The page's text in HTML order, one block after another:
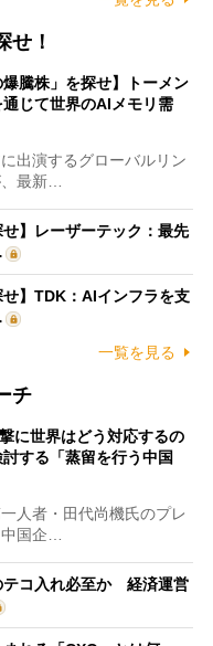
せ！
爆騰株」を探せ】トーメン
じて世界のAIメモリ需
出演するグローバルリン
最新…
せ】レーザーテック：最先
せ】TDK：AIインフラを支
一覧を見る
チ
に世界はどう対応するの
する「蒸留を行う中国
人者・田代尚機氏のプレ
国企…
テコ入れ必至か 経済運営